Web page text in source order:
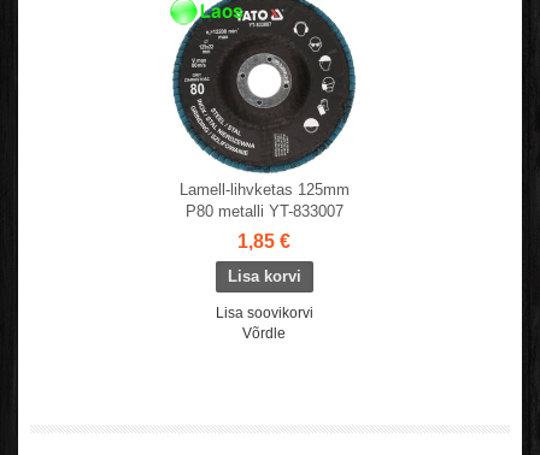
Lamell-lihvketas 125mm
P80 metalli YT-833007
1,85 €
Lisa soovikorvi
Võrdle